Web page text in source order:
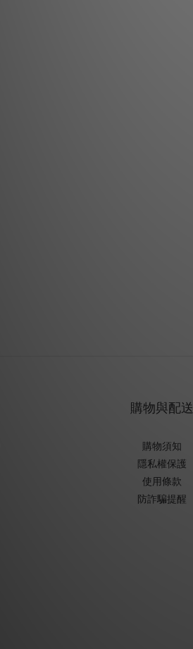
購物與配送
購物須知
隱私權保護
使用條款
防詐騙提醒